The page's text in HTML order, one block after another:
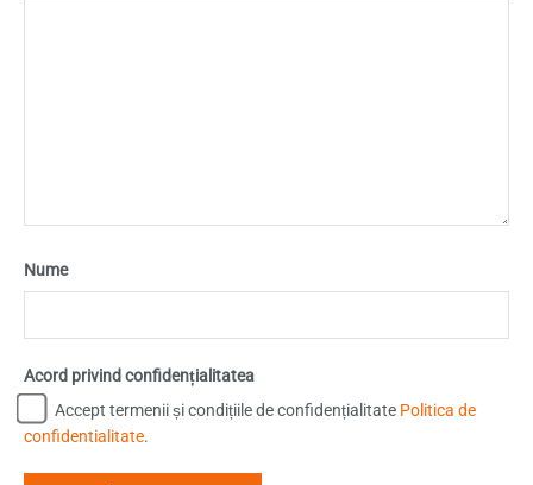
Nume
Acord privind confidențialitatea
Accept termenii și condițiile de confidențialitate Politica de
confidentialitate.